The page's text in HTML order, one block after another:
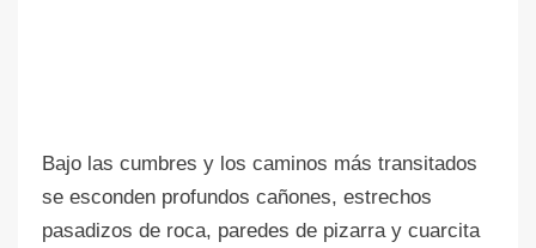
Bajo las cumbres y los caminos más transitados
se esconden profundos cañones, estrechos
pasadizos de roca, paredes de pizarra y cuarcita